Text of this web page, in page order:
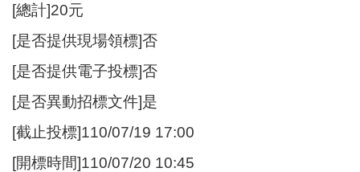
[總計]20元
[是否提供現場領標]否
[是否提供電子投標]否
[是否異動招標文件]是
[截止投標]110/07/19 17:00
[開標時間]110/07/20 10:45